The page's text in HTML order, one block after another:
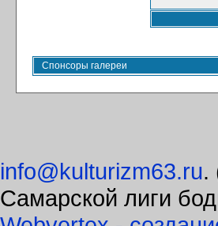
info@kulturizm63.ru
Самарской лиги
Webvertex -